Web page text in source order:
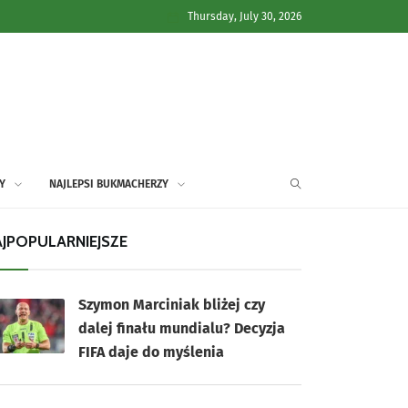
Thursday, July 30, 2026
NAJLEPSI BUKMACHERZY
Szymon Marciniak bliżej czy
dalej finału mundialu? Decyzja
FIFA daje do myślenia